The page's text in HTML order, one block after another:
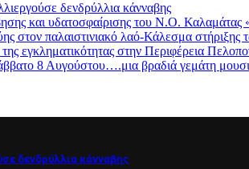
δενδρύλλια κάνναβης
και υδατοσφαίρισης του Ν.Ο.
παλαιστινιακό λαό-Κάλεσμα στήριξης
της εγκληματικότητας στην Περιφέρεια
8 Αυγούστου….μια βραδιά γεμάτη
δενδρύλλια κάνναβης